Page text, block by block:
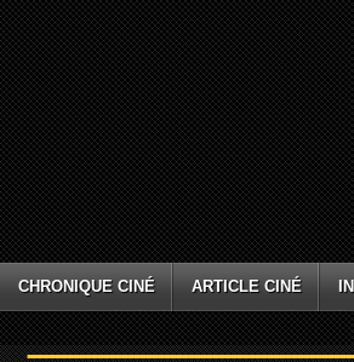
CHRONIQUE CINÉ ARTICLE CINÉ